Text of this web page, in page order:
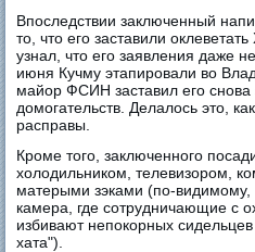
Впоследствии заключенный
то, что его заставили
узнал, что его заявления даже
июня Кучму этапировали во
майор ФСИН заставил его снова
домогательств. Делалось это,
расправы.
Кроме того, заключенного
холодильником, телевизором,
матерыми зэками (по-видимому,
камера, где сотрудничающие с
избивают непокорных
хата").